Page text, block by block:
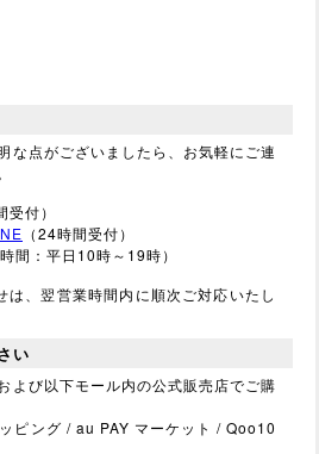
な点がございましたら、お気軽にご連
受付）
（24時間受付）
：平日10時～19時）
、翌営業時間内に順次ご対応いたし
い
よび以下モール内の公式販売店でご購
ピング / au PAY マーケット / Qoo10